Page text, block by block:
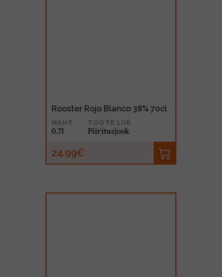
Rooster Rojo Blanco 38% 70cl
MAHT
0.7l
TOOTE LIIK
Piiritusjook
24.99€